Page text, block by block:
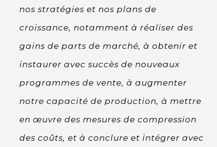
nos stratégies et nos plans de
croissance, notamment à réaliser des
gains de parts de marché, à obtenir et
instaurer avec succès de nouveaux
programmes de vente, à augmenter
notre capacité de production, à mettre
en œuvre des mesures de compression
des coûts, et à conclure et intégrer avec